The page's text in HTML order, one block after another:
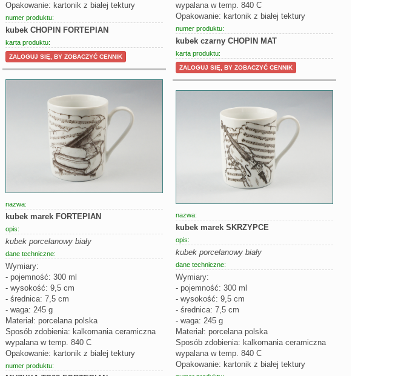
Opakowanie: kartonik z białej tektury
numer produktu:
kubek CHOPIN FORTEPIAN
karta produktu:
ZALOGUJ SIĘ, BY ZOBACZYĆ CENNIK
wypalana w temp. 840 C
Opakowanie: kartonik z białej tektury
numer produktu:
kubek czarny CHOPIN MAT
karta produktu:
ZALOGUJ SIĘ, BY ZOBACZYĆ CENNIK
nazwa:
kubek marek FORTEPIAN
opis:
kubek porcelanowy biały
dane techniczne:
Wymiary:
- pojemność: 300 ml
- wysokość: 9,5 cm
- średnica: 7,5 cm
- waga: 245 g
Materiał: porcelana polska
Sposób zdobienia: kalkomania ceramiczna
wypalana w temp. 840 C
Opakowanie: kartonik z białej tektury
numer produktu:
nazwa:
kubek marek SKRZYPCE
opis:
kubek porcelanowy biały
dane techniczne:
Wymiary:
- pojemność: 300 ml
- wysokość: 9,5 cm
- średnica: 7,5 cm
- waga: 245 g
Materiał: porcelana polska
Sposób zdobienia: kalkomania ceramiczna
wypalana w temp. 840 C
Opakowanie: kartonik z białej tektury